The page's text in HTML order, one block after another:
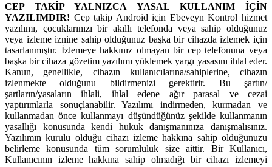
CEP TAKİP YALNIZCA YASAL KULLANIM İÇİN
YAZILIMDIR! Cep takip Android için Ebeveyn Kontrol hizmet
yazılımı, çocuklarınızı bir akıllı telefonda veya sahip olduğunuz
veya izleme iznine sahip olduğunuz başka bir cihazda izlemek için
tasarlanmıştır. İzlemeye hakkınız olmayan bir cep telefonuna veya
başka bir cihaza gözetim yazılımı yüklemek yargı yasasını ihlal eder.
Kanun, genellikle, cihazın kullanıcılarına/sahiplerine, cihazın
izlenmekte olduğunu bildirmenizi gerektirir. Bu şartın/
şartların/yasaların ihlali, ihlal edene ağır parasal ve cezai
yaptırımlarla sonuçlanabilir. Yazılımı indirmeden, kurmadan ve
kullanmadan önce kullanmayı düşündüğünüz şekilde kullanmanın
yasallığı konusunda kendi hukuk danışmanınıza danışmalısınız.
Yazılımın kurulu olduğu cihazı izleme hakkına sahip olduğunuzu
belirleme konusunda tüm sorumluluk size aittir. Bir Kullanıcı,
Kullanıcının izleme hakkına sahip olmadığı bir cihazı izlemeyi